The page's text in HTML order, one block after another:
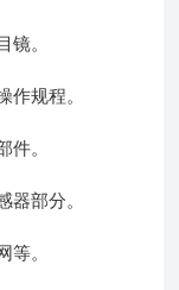
。
规程。
。
部分。
。